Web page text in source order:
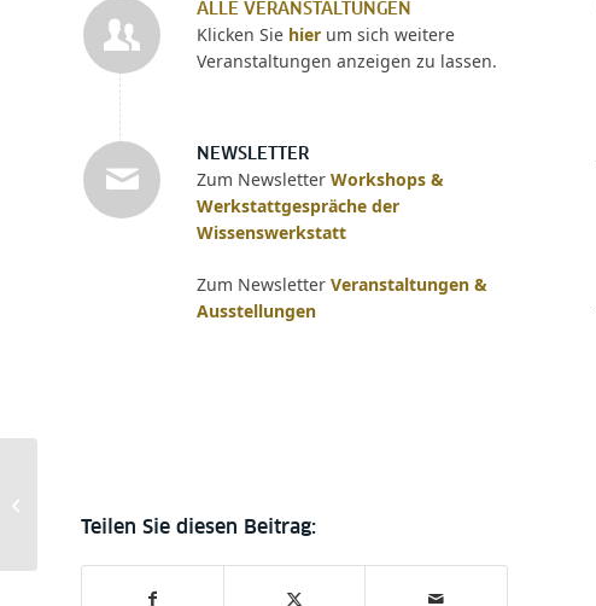
ALLE VERANSTALTUNGEN
Klicken Sie hier um sich weitere
Veranstaltungen anzeigen zu lassen.
NEWSLETTER
Zum Newsletter Workshops &
Werkstattgespräche der
Wissenswerkstatt
Zum Newsletter Veranstaltungen &
Ausstellungen
schon immer wissen